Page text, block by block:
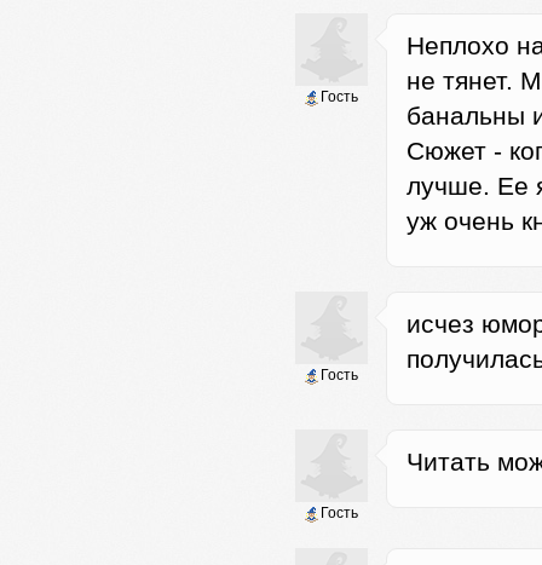
Гость
Неплохо
не тянет.
банальны
Сюжет -
лучше. Ее
уж очень
Гость
исчез
Гость
Читать